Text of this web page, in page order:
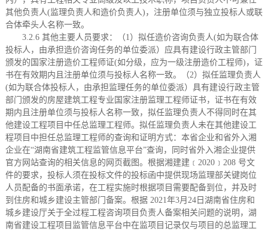
其他负责人(监理负责人和造价负责人)，注册单位须与独立投标人或联
合体牵头人名称一致。
3.2.6 其他主要人员要求：
（1）拟任造价咨询负责人(如为联合体
投标人，由承担造价咨询任务的单位委派）应具有建设行政主管部门
颁发的国家注册造价工程师证(如分级，应为一级注册造价工程师)，证
书在有效期内且注册单位须与投标人名称一致。（2）拟任监理负责人
(如为联合体投标人，由承担监理任务的单位委派）具有建设行政主管
部门颁发的房屋建筑工程专业国家注册监理工程师证书，证书在有效
期内且注册单位须与投标人名称一致，拟任监理负责人不得同时在其
他建设工程项目中任总监理工程师。拟任监理负责人未在其他建设工
程项目中担任总监理工程师的查询和证明方式：本省企业和省外入湘
企业在“湖南省建筑工程监管信息平台”查询，同时省外入湘企业提供
官方网站查询的相关信息的网页截图。根据湘建建﹝2020﹞208 号文
件的要求，投标人须在投标文件的投标函中提供现场监理部关键岗位
人员配备的书面承诺，在工程实施时根据项目需要配备到位，并及时
到住房和城乡建设主管部门备案。根据 2021年3月24日湖南省住房和
城乡建设厅关于全过程工程咨询项目负责人备案相关问题的说明，湖
南省建设工程项目监管信息平台中在监项目记录仅与项目的总监理工